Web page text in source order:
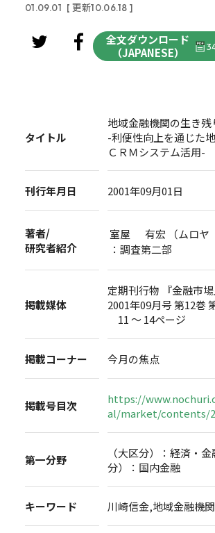
01.09.01 [ 更新10.06.18 ]
全文ダウンロード
（JAPANESE）
タイトル
地域金融機関の生き
-利便性向上を通じた
ＣＲＭシステム活用-
刊行年月日 2001年09月01日
著者/
研究者紹介
室屋 有宏 （ムロヤ
：調査第二部
掲載媒体
定期刊行物 『金融市場
2001年09月号 第12巻
11 ～ 14ページ
掲載コーナー 今月の焦点
掲載号目次
https://
al/market/contents/
第一分野
（大区分）：経済
分）：国内金融
キーワード 川崎信金,地域金融機